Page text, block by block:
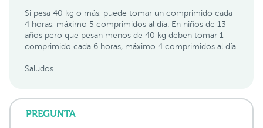
Si pesa 40 kg o más, puede tomar un comprimido cada
4 horas, máximo 5 comprimidos al día. En niños de 13
años pero que pesan menos de 40 kg deben tomar 1
comprimido cada 6 horas, máximo 4 comprimidos al día.
Saludos.
PREGUNTA